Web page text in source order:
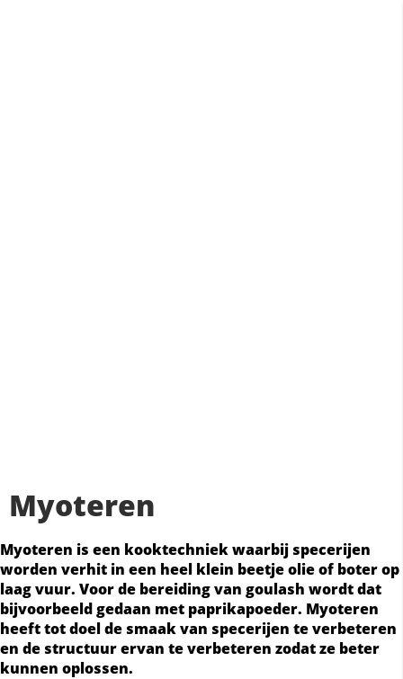
Myoteren
Myoteren is een kooktechniek waarbij specerijen
worden verhit in een heel klein beetje olie of boter op
laag vuur. Voor de bereiding van goulash wordt dat
bijvoorbeeld gedaan met paprikapoeder. Myoteren
heeft tot doel de smaak van specerijen te verbeteren
en de structuur ervan te verbeteren zodat ze beter
kunnen oplossen.